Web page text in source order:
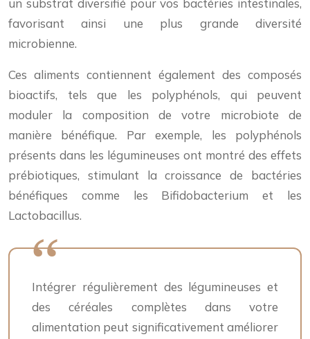
un substrat diversifié pour vos bactéries intestinales,
favorisant ainsi une plus grande diversité
microbienne.
Ces aliments contiennent également des composés
bioactifs, tels que les polyphénols, qui peuvent
moduler la composition de votre microbiote de
manière bénéfique. Par exemple, les polyphénols
présents dans les légumineuses ont montré des effets
prébiotiques, stimulant la croissance de bactéries
bénéfiques comme les Bifidobacterium et les
Lactobacillus.
Intégrer régulièrement des légumineuses et
des céréales complètes dans votre
alimentation peut significativement améliorer